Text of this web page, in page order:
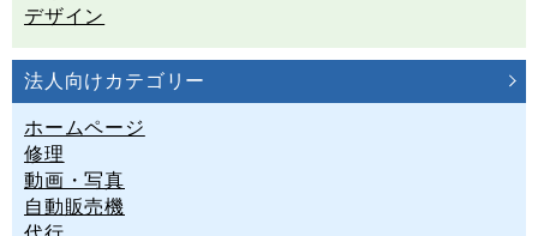
デザイン
法人向けカテゴリー
ホームページ
修理
動画・写真
自動販売機